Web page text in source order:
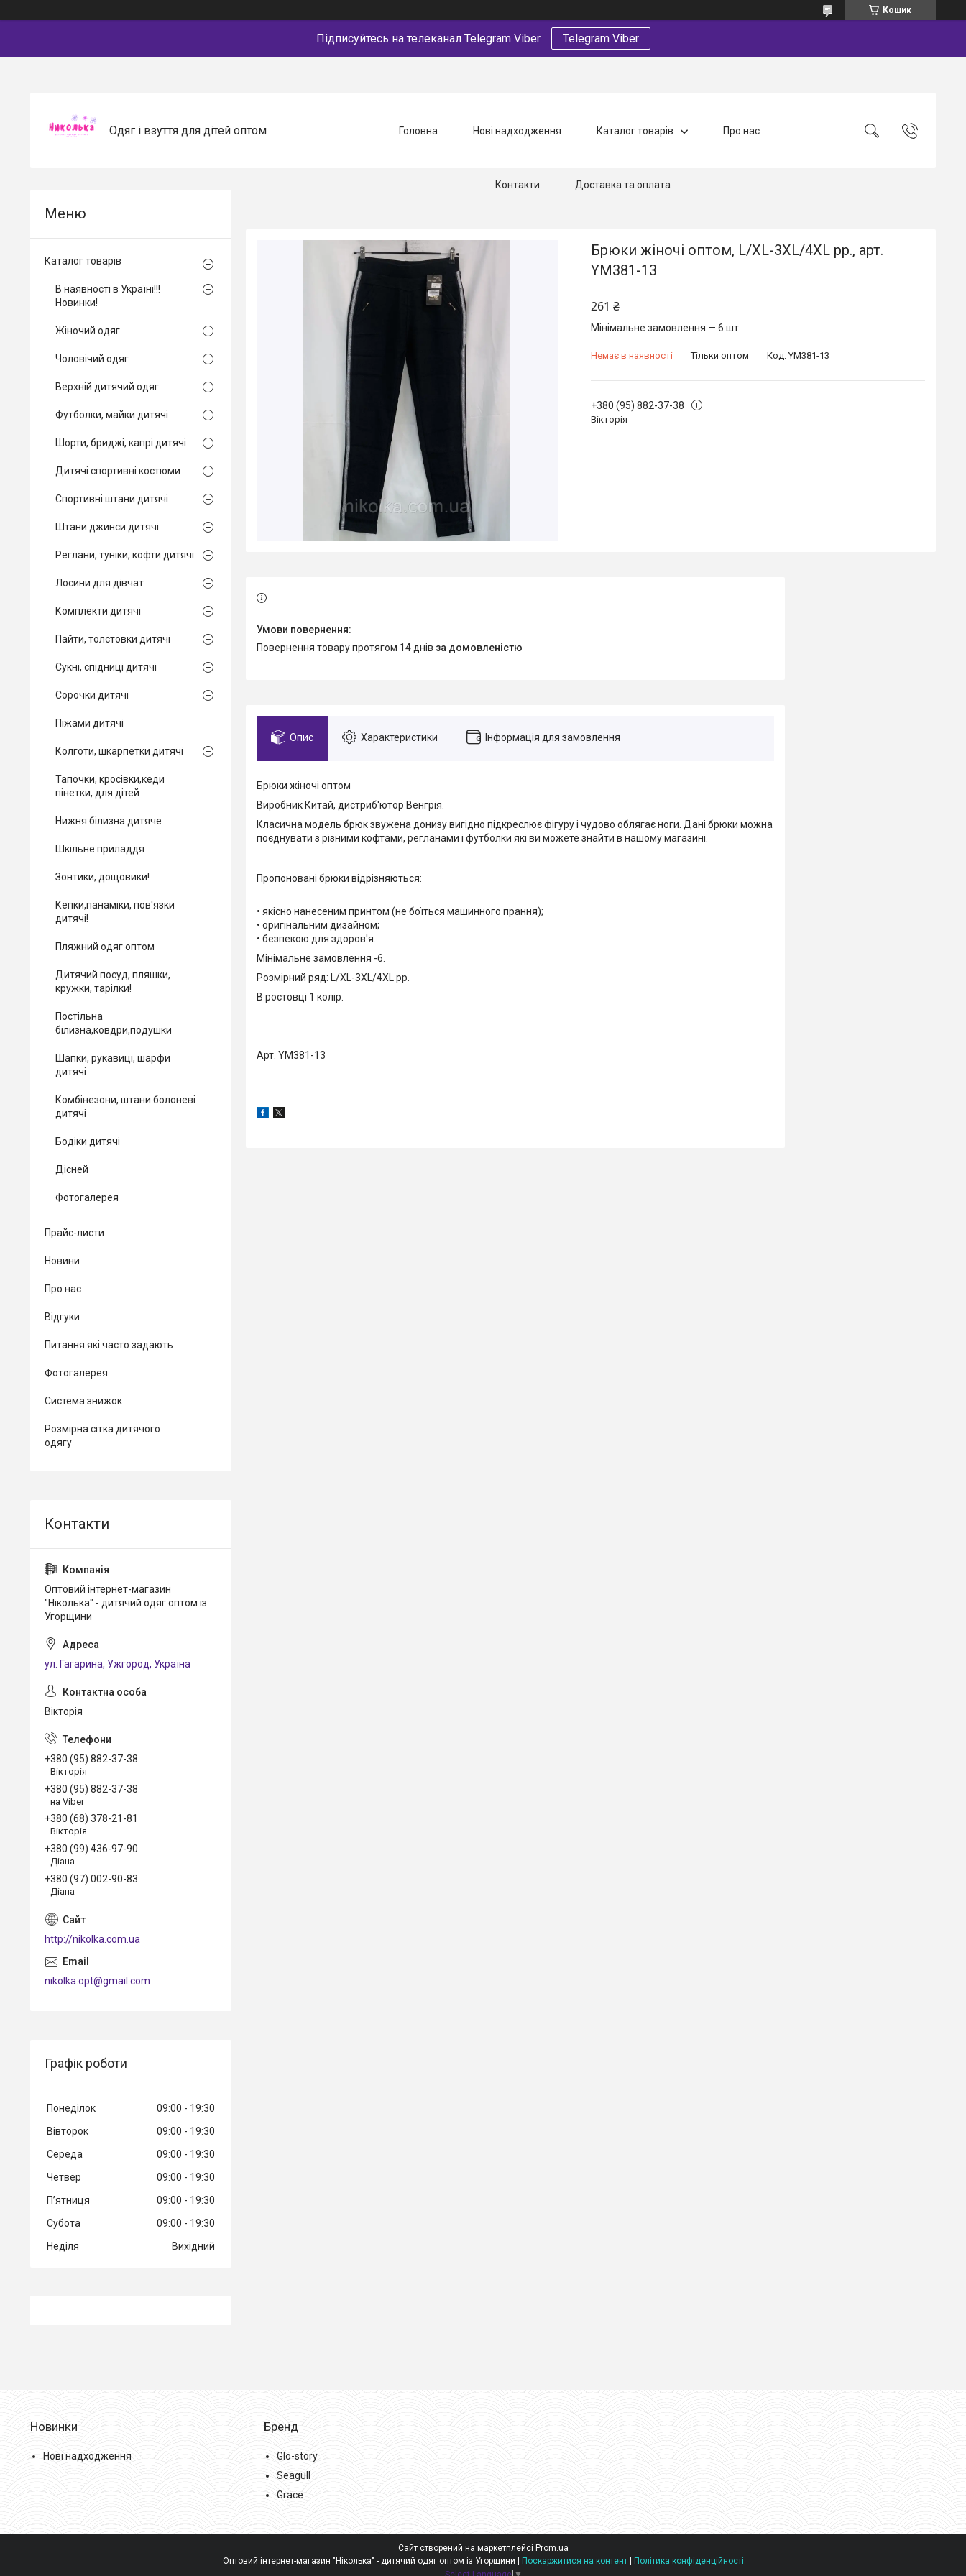
Кошик
Підписуйтесь на телеканал Telegram Viber Telegram Viber
Одяг і взуття для дітей оптом Головна Нові надходження Каталог товарів Про нас
Контакти Доставка та оплата
Брюки жіночі оптом, L/XL-3XL/4XL рр., арт.
YM381-13
261 ₴
Мінімальне замовлення — 6 шт.
Немає в наявності Тільки оптом Код:YM381-13
+380 (95) 882-37-38
Вікторія
повернення товару протягом 14 днів за домовленістю
Опис Характеристики Інформація для замовлення
Брюки жіночі оптом
Виробник Китай, дистриб'ютор Венгрія.
Класична модель брюк звужена донизу вигідно підкреслює фігуру і чудово облягає ноги. Дані брюки можна
поєднувати з різними кофтами, регланами і футболки які ви можете знайти в нашому магазині.
Пропоновані брюки відрізняються:
• якісно нанесеним принтом (не боїться машинного прання);
• оригінальним дизайном;
• безпекою для здоров'я.
Мінімальне замовлення -6.
Розмірний ряд: L/XL-3XL/4XL рр.
В ростовці 1 колір.
Арт. YM381-13
Каталог товарів
В наявності в Україні!!!
Новинки!
Жіночий одяг
Чоловічий одяг
Верхній дитячий одяг
Футболки, майки дитячі
Шорти, бриджі, капрі дитячі
Дитячі спортивні костюми
Спортивні штани дитячі
Штани джинси дитячі
Реглани, туніки, кофти дитячі
Лосини для дівчат
Комплекти дитячі
Пайти, толстовки дитячі
Сукні, спідниці дитячі
Сорочки дитячі
Піжами дитячі
Колготи, шкарпетки дитячі
Тапочки, кросівки,кеди
пінетки, для дітей
Нижня білизна дитяче
Шкільне приладдя
Зонтики, дощовики!
Кепки,панаміки, пов'язки
дитячі!
Пляжний одяг оптом
Дитячий посуд, пляшки,
кружки, тарілки!
Постільна
білизна,ковдри,подушки
Шапки, рукавиці, шарфи
дитячі
Комбінезони, штани болоневі
дитячі
Бодіки дитячі
Дісней
Фотогалерея
Прайс-листи
Новини
Про нас
Відгуки
Питання які часто задають
Фотогалерея
Система знижок
Розмірна сітка дитячого
одягу
Оптовий інтернет-магазин
"Ніколька" - дитячий одяг оптом із
Угорщини
ул. Гагарина, Ужгород, Україна
Вікторія
+380 (95) 882-37-38
Вікторія
+380 (95) 882-37-38
на Viber
+380 (68) 378-21-81
Вікторія
+380 (99) 436-97-90
Діана
+380 (97) 002-90-83
Діана
http://nikolka.com.ua
nikolka.opt@gmail.com
Графік роботи
Понеділок 09:00
19:30
Вівторок
09:00
19:30
Середа
09:00
19:30
Четвер
09:00
19:30
Пʼятниця
09:00
19:30
Субота
09:00
19:30
Неділя
Вихідний
Новинки
Нові надходження
Бренд
Glo-story
Seagull
Grace
Сайт створений на маркетплейсі Prom.ua
Поскаржитися на контент
Політика конфіденційності